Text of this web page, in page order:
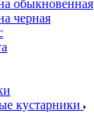
обыкновенная
черная
кустарники